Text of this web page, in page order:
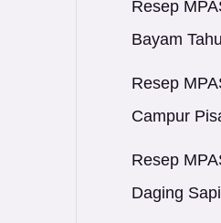
Resep
Bayam Tahu
Resep
Campur
Resep
Daging Sapi